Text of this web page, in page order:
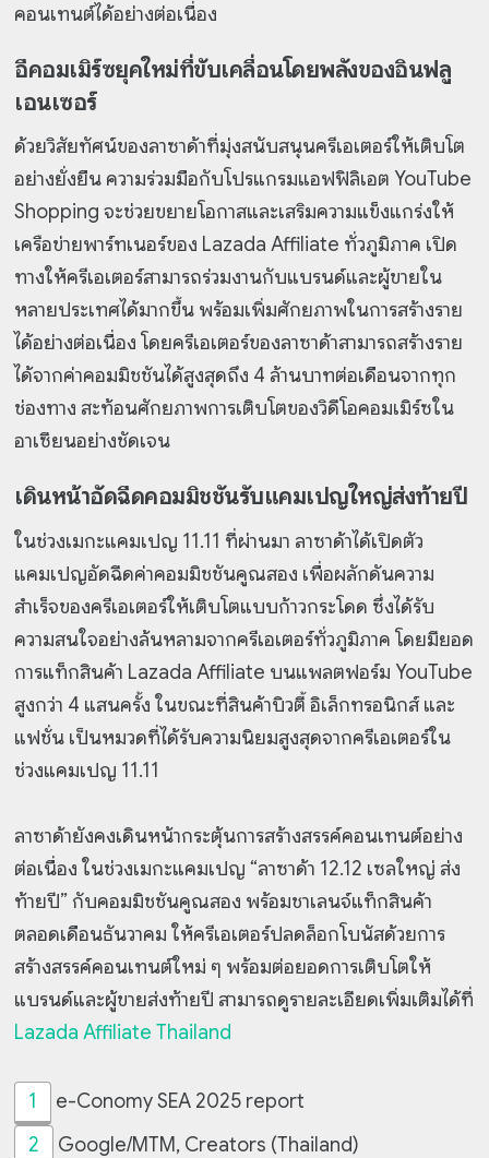
คอนเทนต์ได้อย่างต่อเนื่อง
อีคอมเมิร์ซยุคใหม่ที่ขับเคลื่อนโดยพลังของอินฟลู
เอนเซอร์
ด้วยวิสัยทัศน์ของลาซาด้าที่มุ่งสนับสนุนครีเอเตอร์ให้เติบโต
อย่างยั่งยืน ความร่วมมือกับโปรแกรมแอฟฟิลิเอต YouTube
Shopping จะช่วยขยายโอกาสและเสริมความแข็งแกร่งให้
เครือข่ายพาร์ทเนอร์ของ Lazada Affiliate ทั่วภูมิภาค เปิด
ทางให้ครีเอเตอร์สามารถร่วมงานกับแบรนด์และผู้ขายใน
หลายประเทศได้มากขึ้น พร้อมเพิ่มศักยภาพในการสร้างราย
ได้อย่างต่อเนื่อง โดยครีเอเตอร์ของลาซาด้าสามารถสร้างราย
ได้จากค่าคอมมิชชันได้สูงสุดถึง 4 ล้านบาทต่อเดือนจากทุก
ช่องทาง สะท้อนศักยภาพการเติบโตของวิดีโอคอมเมิร์ซใน
อาเซียนอย่างชัดเจน
เดินหน้าอัดฉีดคอมมิชชันรับแคมเปญใหญ่ส่งท้ายปี
ในช่วงเมกะแคมเปญ 11.11 ที่ผ่านมา ลาซาด้าได้เปิดตัว
แคมเปญอัดฉีดค่าคอมมิชชันคูณสอง เพื่อผลักดันความ
สำเร็จของครีเอเตอร์ให้เติบโตแบบก้าวกระโดด ซึ่งได้รับ
ความสนใจอย่างล้นหลามจากครีเอเตอร์ทั่วภูมิภาค โดยมียอด
การแท็กสินค้า Lazada Affiliate บนแพลตฟอร์ม YouTube
สูงกว่า 4 แสนครั้ง ในขณะที่สินค้าบิวตี้ อิเล็กทรอนิกส์ และ
แฟชั่น เป็นหมวดที่ได้รับความนิยมสูงสุดจากครีเอเตอร์ใน
ช่วงแคมเปญ 11.11
ลาซาด้ายังคงเดินหน้ากระตุ้นการสร้างสรรค์คอนเทนต์อย่าง
ต่อเนื่อง ในช่วงเมกะแคมเปญ “ลาซาด้า 12.12 เซลใหญ่ ส่ง
ท้ายปี” กับคอมมิชชันคูณสอง พร้อมชาเลนจ์แท็กสินค้า
ตลอดเดือนธันวาคม ให้ครีเอเตอร์ปลดล็อกโบนัสด้วยการ
สร้างสรรค์คอนเทนต์ใหม่ ๆ พร้อมต่อยอดการเติบโตให้
แบรนด์และผู้ขายส่งท้ายปี สามารถดูรายละเอียดเพิ่มเติมได้ที่
Lazada Affiliate Thailand
1
e-Conomy SEA 2025 report
2
Google/MTM, Creators (Thailand)